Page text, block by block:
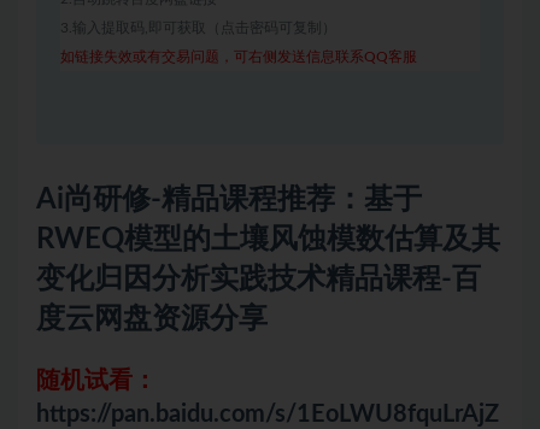
3.输入提取码,即可获取（点击密码可复制）
如链接失效或有交易问题，可右侧发送信息联系QQ客服
Ai尚研修-精品课程推荐：基于
RWEQ模型的土壤风蚀模数估算及其
变化归因分析实践技术精品课程-百
度云网盘资源分享
随机试看：
https://pan.baidu.com/s/1EoLWU8fquLrAjZ